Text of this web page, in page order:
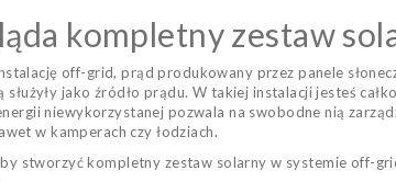
kompletny zestaw
off-grid, prąd produkowany przez panele
jako źródło prądu. W takiej instalacji jesteś
niewykorzystanej pozwala na swobodne nią
w kamperach czy łodziach.
stworzyć kompletny zestaw solarny w systemie off-